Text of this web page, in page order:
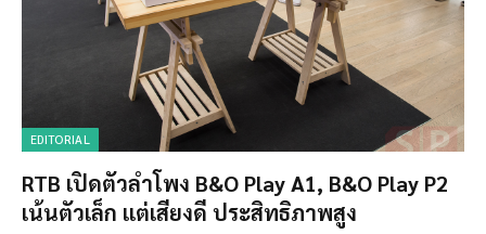
EDITORIAL
RTB เปิดตัวลำโพง B&O Play A1, B&O Play P2
เน้นตัวเล็ก แต่เสียงดี ประสิทธิภาพสูง